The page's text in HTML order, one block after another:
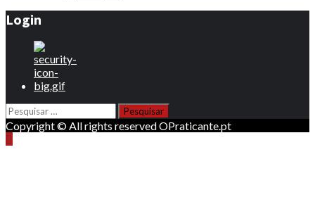
Login
Pesquisar
por:
Copyright © All rights reserved OPraticante.pt